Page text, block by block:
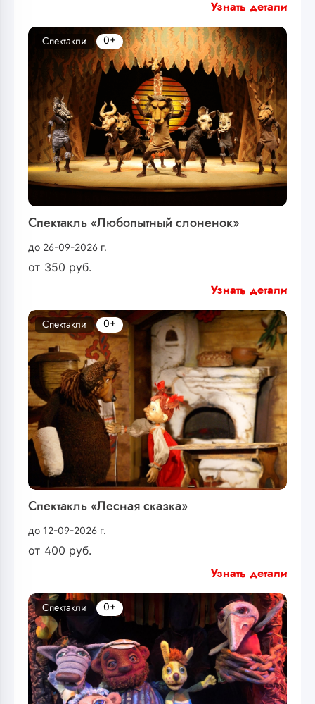
Узнать детали
Спектакль «Любопытный слоненок»
до 26-09-2026 г.
от 350 руб.
Спектакли 0+
Узнать детали
Спектакль «Лесная сказка»
до 12-09-2026 г.
от 400 руб.
Спектакли 0+
Узнать детали
Спектакли 0+